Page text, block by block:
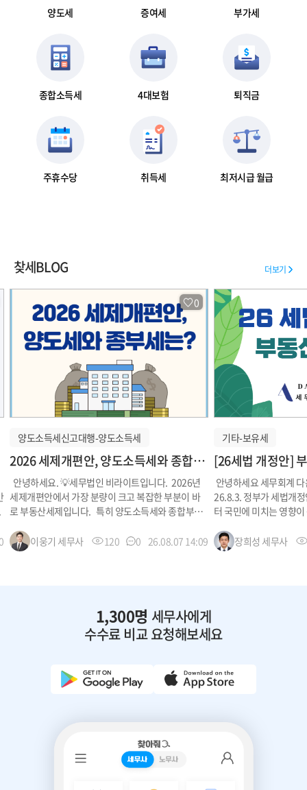
양도세 증여세 부가세
종합소득세 4대보험 퇴직금
주휴수당 취득세 최저시급 월급
찾세BLOG
양도소득세신고대행-양도소득세
2026 세제개편안, 양도소득세와 종합부동산세 어떻게 달라질까?
안녕하세요. 💡세무법인 비라이트입니다. 2026년
세제개편안에서 가장 분량이 크고 복잡한 부분이 바
로 부동산세제입니다. 특히 양도소득세와 종합부동
이웅기 세무사 120 0 26.08.07 14:09
0
기타-보유세
[26세법 개정안] 부동산 세
안녕하세요 세무회계
26.8.3. 정부가 세법개
터 국민에 미치는 영향
장희성 세무사
더보기
1,300명 세무사에게
수수료 비교 요청해보세요